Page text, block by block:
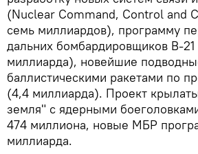
(Nuclear Command, Control and
семь миллиардов), программу
дальних бомбардировщиков B-
миллиарда), новейшие
баллистическими ракетами по
(4,4 миллиарда). Проект
земля" с ядерными
474 миллиона, новые МБР
миллиарда.